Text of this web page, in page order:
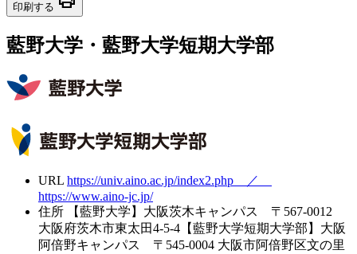
印刷する
藍野大学・藍野大学短期大学部
URL https://univ.aino.ac.jp/index2.php ／
https://www.aino-jc.jp/
住所
【藍野大学】大阪茨木キャンパス 〒567-0012
大阪府茨木市東太田4-5-4【藍野大学短期大学部】大阪
阿倍野キャンパス 〒545-0004 大阪市阿倍野区文の里